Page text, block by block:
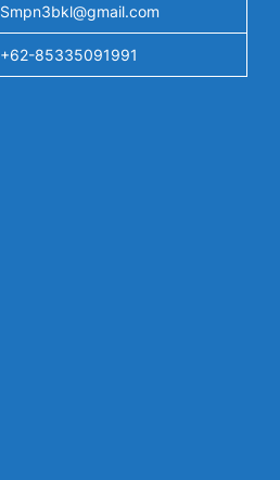
Smpn3bkl@gmail.com
+62-85335091991